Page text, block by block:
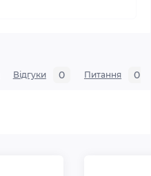
Відгуки 0 Питання 0